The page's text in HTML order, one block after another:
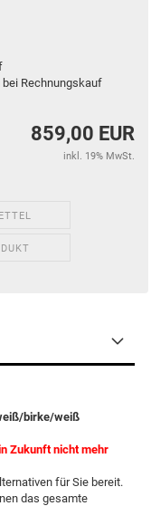
bei Rechnungskauf
859,00 EUR
inkl. 19% MwSt.
birke/weiß
Zukunft nicht mehr
für Sie bereit.
das gesamte